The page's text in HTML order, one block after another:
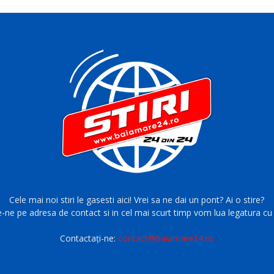
Cele mai noi stiri le gasesti aici! Vrei sa ne dai un pont? Ai o stire?
ne pe adresa de contact si in cel mai scurt timp vom lua legatura
Contactați-ne:contact@baiamare24.ro